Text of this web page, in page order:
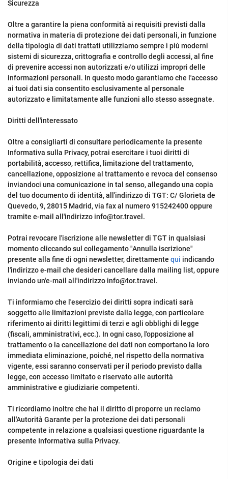
Sicurezza
Oltre a garantire la piena conformità ai requisiti previsti dalla
normativa in materia di protezione dei dati personali, in funzione
della tipologia di dati trattati utilizziamo sempre i più moderni
sistemi di sicurezza, crittografia e controllo degli accessi, al fine
di prevenire accessi non autorizzati e/o utilizzi impropri delle
informazioni personali. In questo modo garantiamo che l'accesso
ai tuoi dati sia consentito esclusivamente al personale
autorizzato e limitatamente alle funzioni allo stesso assegnate.
Diritti dell'interessato
Oltre a consigliarti di consultare periodicamente la presente
Informativa sulla Privacy, potrai esercitare i tuoi diritti di
portabilità, accesso, rettifica, limitazione del trattamento,
cancellazione, opposizione al trattamento e revoca del consenso
inviandoci una comunicazione in tal senso, allegando una copia
del tuo documento di identità, all'indirizzo di TGT: C/ Glorieta de
Quevedo, 9, 28015 Madrid, via fax al numero 915242400 oppure
tramite e-mail all'indirizzo info@tor.travel.
Potrai revocare l'iscrizione alle newsletter di TGT in qualsiasi
momento cliccando sul collegamento "Annulla iscrizione"
presente alla fine di ogni newsletter, direttamente qui indicando
l'indirizzo e-mail che desideri cancellare dalla mailing list, oppure
inviando un'e-mail all'indirizzo info@tor.travel.
Ti informiamo che l'esercizio dei diritti sopra indicati sarà
soggetto alle limitazioni previste dalla legge, con particolare
riferimento ai diritti legittimi di terzi e agli obblighi di legge
(fiscali, amministrativi, ecc.). In ogni caso, l'opposizione al
trattamento o la cancellazione dei dati non comportano la loro
immediata eliminazione, poiché, nel rispetto della normativa
vigente, essi saranno conservati per il periodo previsto dalla
legge, con accesso limitato e riservato alle autorità
amministrative e giudiziarie competenti.
Ti ricordiamo inoltre che hai il diritto di proporre un reclamo
all'Autorità Garante per la protezione dei dati personali
competente in relazione a qualsiasi questione riguardante la
presente Informativa sulla Privacy.
Origine e tipologia dei dati